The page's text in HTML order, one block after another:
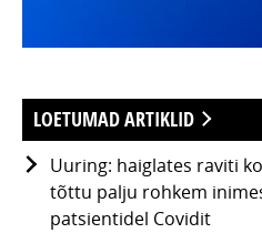
LOETUMAD ARTIKLID
Uuring: haiglates raviti
tõttu palju rohkem
patsientidel Covidit